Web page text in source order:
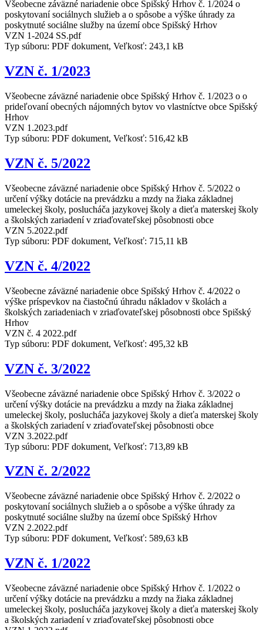
Všeobecne záväzné nariadenie obce Spišský Hrhov č. 1/2024 o
poskytovaní sociálnych služieb a o spôsobe a výške úhrady za
poskytnuté sociálne služby na území obce Spišský Hrhov
VZN 1-2024 SS.pdf
Typ súboru: PDF dokument, Veľkosť: 243,1 kB
VZN č. 1/2023
Všeobecne záväzné nariadenie obce Spišský Hrhov č. 1/2023 o o
prideľovaní obecných nájomných bytov vo vlastníctve obce Spišský
Hrhov
VZN 1.2023.pdf
Typ súboru: PDF dokument, Veľkosť: 516,42 kB
VZN č. 5/2022
Všeobecne záväzné nariadenie obce Spišský Hrhov č. 5/2022 o
určení výšky dotácie na prevádzku a mzdy na žiaka základnej
umeleckej školy, poslucháča jazykovej školy a dieťa materskej školy
a školských zariadení v zriaďovateľskej pôsobnosti obce
VZN 5.2022.pdf
Typ súboru: PDF dokument, Veľkosť: 715,11 kB
VZN č. 4/2022
Všeobecne záväzné nariadenie obce Spišský Hrhov č. 4/2022 o
výške príspevkov na čiastočnú úhradu nákladov v školách a
školských zariadeniach v zriaďovateľskej pôsobnosti obce Spišský
Hrhov
VZN č. 4 2022.pdf
Typ súboru: PDF dokument, Veľkosť: 495,32 kB
VZN č. 3/2022
Všeobecne záväzné nariadenie obce Spišský Hrhov č. 3/2022 o
určení výšky dotácie na prevádzku a mzdy na žiaka základnej
umeleckej školy, poslucháča jazykovej školy a dieťa materskej školy
a školských zariadení v zriaďovateľskej pôsobnosti obce
VZN 3.2022.pdf
Typ súboru: PDF dokument, Veľkosť: 713,89 kB
VZN č. 2/2022
Všeobecne záväzné nariadenie obce Spišský Hrhov č. 2/2022 o
poskytovaní sociálnych služieb a o spôsobe a výške úhrady za
poskytnuté sociálne služby na území obce Spišský Hrhov
VZN 2.2022.pdf
Typ súboru: PDF dokument, Veľkosť: 589,63 kB
VZN č. 1/2022
Všeobecne záväzné nariadenie obce Spišský Hrhov č. 1/2022 o
určení výšky dotácie na prevádzku a mzdy na žiaka základnej
umeleckej školy, poslucháča jazykovej školy a dieťa materskej školy
a školských zariadení v zriaďovateľskej pôsobnosti obce